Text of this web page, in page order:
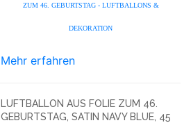
ZUM 46. GEBURTSTAG - LUFTBALLONS &
DEKORATION
Mehr erfahren
LUFTBALLON AUS FOLIE ZUM 46.
GEBURTSTAG, SATIN NAVY BLUE, 45